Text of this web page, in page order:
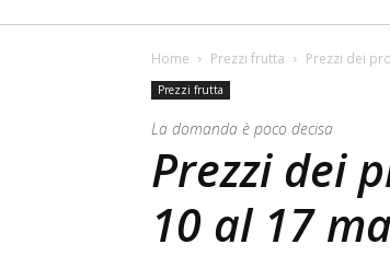
Home Prezzi frutta Prezzi dei
Prezzi frutta
La domanda è poco decisa
Prezzi dei
10 al 17